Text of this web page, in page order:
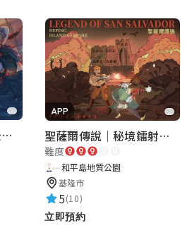
再會滬尾—致那天之後的你｜淡水老街實境遊戲｜實體遊戲盒
APP
聖薩爾傳說｜秘境鐳射激戰
難度
和平島地質公園
基隆市
5(10)
立即預約